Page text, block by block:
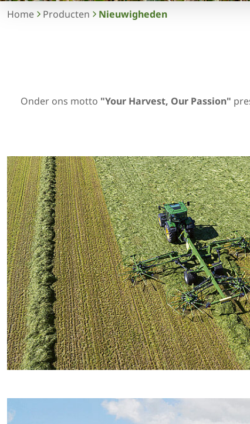
Home Producten Nieuwigheden
Onder ons motto "Your Harvest, Our Passion"